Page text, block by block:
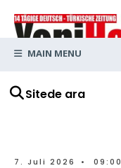
Sitede ara
MAIN MENU
7. Juli 2026 • 09:00